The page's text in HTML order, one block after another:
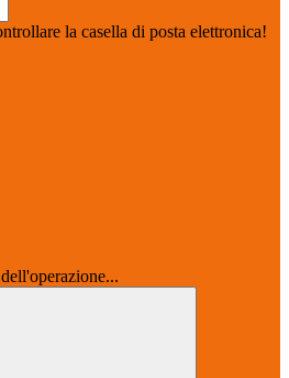
la casella di posta elettronica!